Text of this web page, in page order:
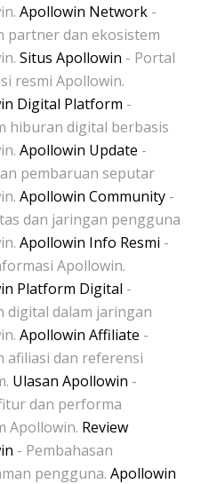
Apollowin Network -
partner dan ekosistem
Situs Apollowin - Portal
resmi Apollowin.
Digital Platform -
hiburan digital berbasis
Apollowin Update -
pembaruan seputar
Apollowin Community -
dan jaringan pengguna
Apollowin Info Resmi -
Apollowin.
Platform Digital -
digital dalam jaringan
Apollowin Affiliate -
afiliasi dan referensi
Ulasan Apollowin -
dan performa
Apollowin. Review
- Pembahasan
pengguna. Apollowin